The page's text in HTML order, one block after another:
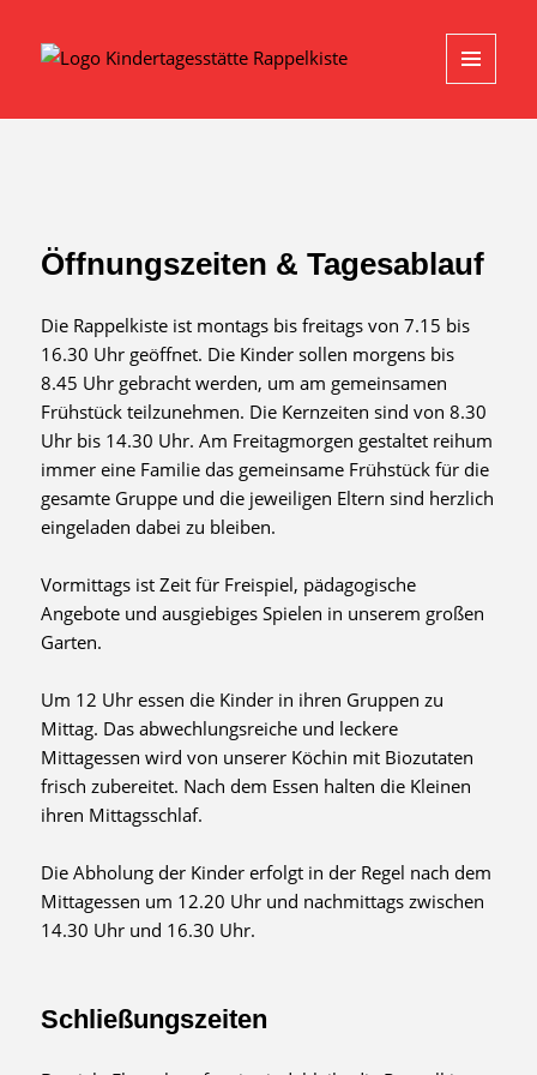
AND
Öffnungszeiten & Tagesablauf
Die Rappelkiste ist montags bis freitags von 7.15 bis
16.30 Uhr geöffnet. Die Kinder sollen morgens bis
8.45 Uhr gebracht werden, um am gemeinsamen
Frühstück teilzunehmen. Die Kernzeiten sind von 8.30
Uhr bis 14.30 Uhr. Am Freitagmorgen gestaltet reihum
immer eine Familie das gemeinsame Frühstück für die
gesamte Gruppe und die jeweiligen Eltern sind herzlich
eingeladen dabei zu bleiben.
Vormittags ist Zeit für Freispiel, pädagogische
Angebote und ausgiebiges Spielen in unserem großen
Garten.
Um 12 Uhr essen die Kinder in ihren Gruppen zu
Mittag. Das abwechlungsreiche und leckere
Mittagessen wird von unserer Köchin mit Biozutaten
frisch zubereitet. Nach dem Essen halten die Kleinen
ihren Mittagsschlaf.
Die Abholung der Kinder erfolgt in der Regel nach dem
Mittagessen um 12.20 Uhr und nachmittags zwischen
14.30 Uhr und 16.30 Uhr.
Schließungszeiten